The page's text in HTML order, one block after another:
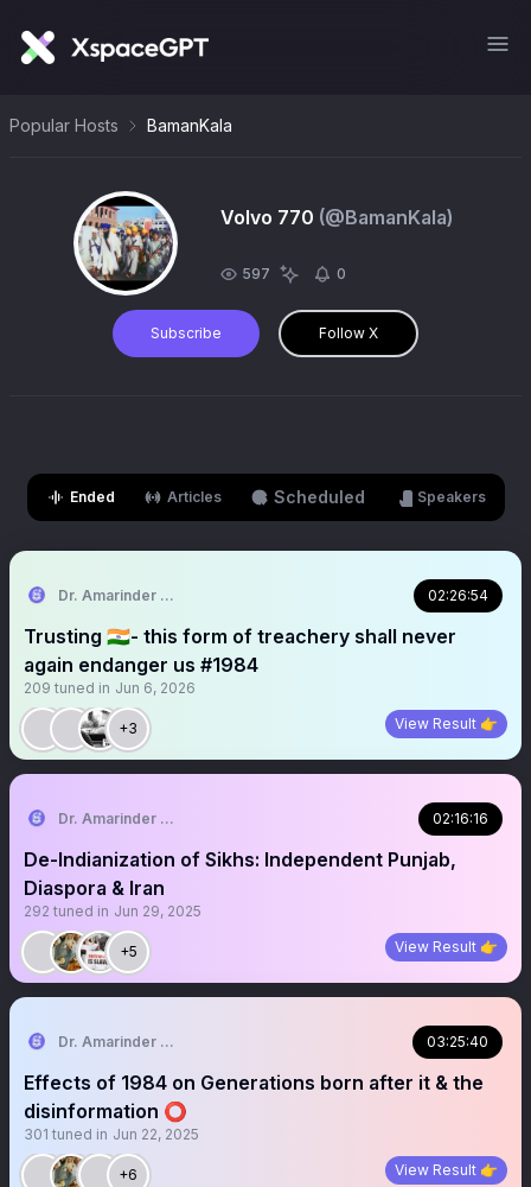
Popular Hosts BamanKala
Volvo 770 (@BamanKala)
597 0
Subscribe Follow X
Ended Articles Scheduled Speakers
Dr. Amarinder Singh | ਅਮਰਿੰਦਰ ਸਿੰਘ 🇺🇸 🦅 02:26:54
Trusting 🇮🇳- this form of treachery shall never
again endanger us #1984
209 tuned in Jun 6, 2026
+3 View Result 👉
Dr. Amarinder Singh | ਅਮਰਿੰਦਰ ਸਿੰਘ 02:16:16
De-Indianization of Sikhs: Independent Punjab,
Diaspora & Iran
292 tuned in Jun 29, 2025
+5 View Result 👉
Dr. Amarinder Singh | ਅਮਰਿੰਦਰ ਸਿੰਘ 03:25:40
Effects of 1984 on Generations born after it & the
disinformation ⭕️
301 tuned in Jun 22, 2025
+6 View Result 👉